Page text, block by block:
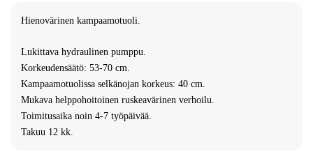
Hienovärinen kampaamotuoli.
Lukittava hydraulinen pumppu.
Korkeudensäätö: 53-70 cm.
Kampaamotuolissa selkänojan korkeus: 40 cm.
Mukava helppohoitoinen ruskeavärinen verhoilu.
Toimitusaika noin 4-7 työpäivää.
Takuu 12 kk.